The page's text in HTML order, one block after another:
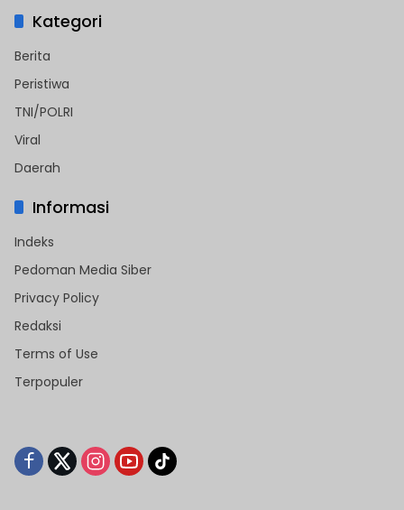
Kategori
Berita
Peristiwa
TNI/POLRI
Viral
Daerah
Informasi
Indeks
Pedoman Media Siber
Privacy Policy
Redaksi
Terms of Use
Terpopuler